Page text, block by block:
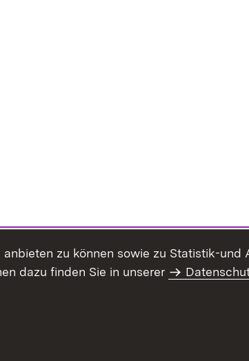
zu können sowie zu Statistik-und
dazu finden Sie in unserer